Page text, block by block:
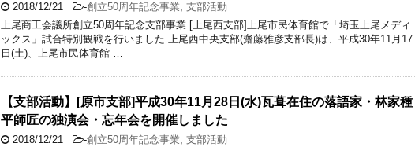
2018/12/21 -創立50周年記念事業, 支部活動
上尾商工会議所創立50周年記念支部事業 [上尾西支部]上尾市民体育館で「埼玉上尾メディ
ックス」試合特別観戦を行いました 上尾西中央支部(齋藤雅彦支部長)は、平成30年11月17
日(土)、上尾市民体育館 …
【支部活動】[原市支部]平成30年11月28日(水)瓦葺在住の落語家・林家種
平師匠の独演会・忘年会を開催しました
2018/12/21 -創立50周年記念事業, 支部活動